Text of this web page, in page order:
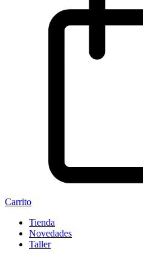
Carrito
Tienda
Novedades
Taller